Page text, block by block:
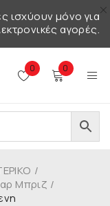
ισχύουν μόνο για
αγορές.
0 0
/
Μπριζ /